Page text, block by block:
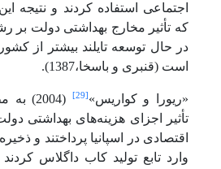
اجتماعی استفاده کردند و نتیجه
که تأثیر مخارج بهداشتی دولت بر
در حال توسعه تایلند بیشتر از کشور
است (قنبری و باسخا،1387).
«ریورا و کواریس» [29]
(2004)
تأثیر اجزای هزینه‌های بهداشتی
اقتصادی در اسپانیا پرداختند و
وارد تابع تولید کاب داگلاس